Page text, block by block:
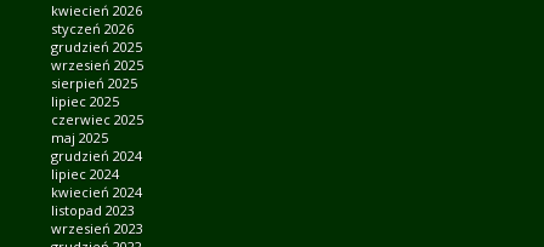
kwiecień 2026
styczeń 2026
grudzień 2025
wrzesień 2025
sierpień 2025
lipiec 2025
czerwiec 2025
maj 2025
grudzień 2024
lipiec 2024
kwiecień 2024
listopad 2023
wrzesień 2023